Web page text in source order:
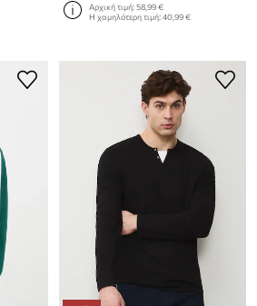
Αρχική τιμή:58,99 €
Η χαμηλότερη τιμή:40,99 €